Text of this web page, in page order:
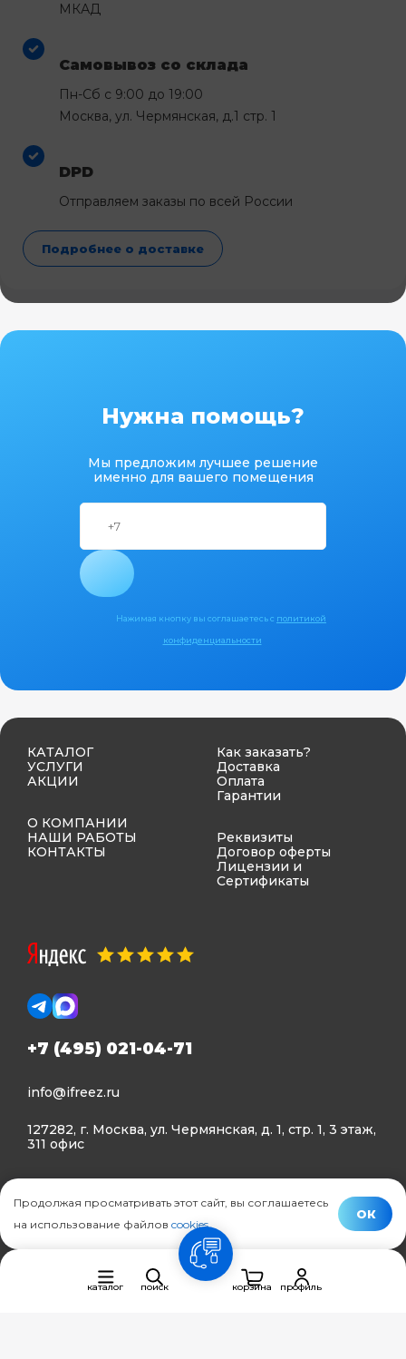
МКАД
Самовывоз со склада
Пн-Сб с 9:00 до 19:00
Москва, ул. Чермянская, д.1 стр. 1
DPD
Отправляем заказы по всей России
Подробнее о доставке
Нужна помощь?
Мы предложим лучшее решение
именно для вашего помещения
Нажимая кнопку вы соглашаетесь с политикой
конфиденциальности
КАТАЛОГ
УСЛУГИ
АКЦИИ
О КОМПАНИИ
НАШИ РАБОТЫ
КОНТАКТЫ
Как заказать?
Доставка
Оплата
Гарантии
Реквизиты
Договор оферты
Лицензии и
Сертификаты
+7 (495) 021-04-71
info@ifreez.ru
127282, г. Москва, ул. Чермянская, д. 1, стр. 1, 3 этаж,
311 офис
Политика конфиденциальности
© Ifreez - продажа и установка климатической техники,
каталог поиск
связь
корзина
профиль
Продолжая просматривать этот сайт, вы соглашаетесь
на использование файлов cookies.
ОК